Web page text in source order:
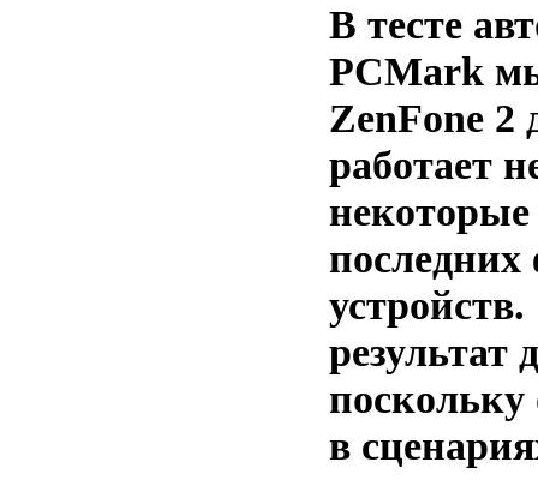
В тесте
PCMark
ZenFone 2
работает
результат
поскольку
в